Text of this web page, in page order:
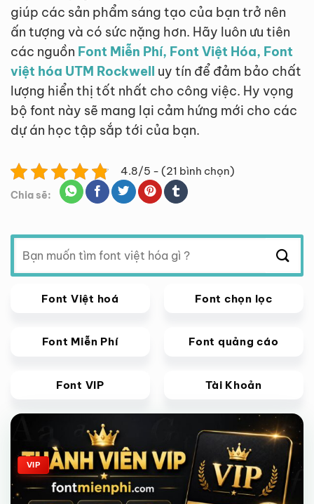
giúp các sản phẩm sáng tạo của bạn trở nên
ấn tượng và có sức nặng hơn. Hãy luôn ưu tiên
các nguồn Font Miễn Phí, Font Việt Hóa, Font
việt hóa UTM Rockwell uy tín để đảm bảo chất
lượng hiển thị tốt nhất cho công việc. Hy vọng
bộ font này sẽ mang lại cảm hứng mới cho các
dự án học tập sắp tới của bạn.
4.8/5 - (21 bình chọn)
Chia sẽ:
Tìm
kiếm:
Font Việt hoá Font chọn lọc
Font Miễn Phí Font quảng cáo
Font VIP Tài Khoản
Giảm giá!
VIP